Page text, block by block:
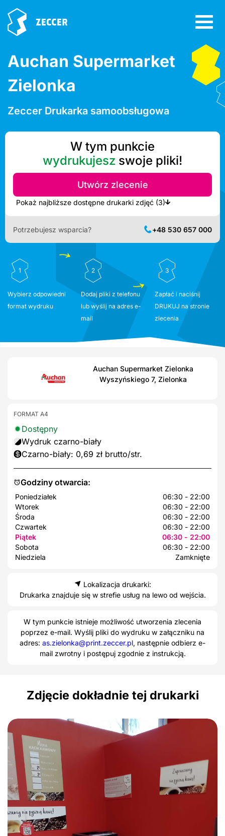
Auchan Supermarket
Zielonka
Zeccer Drukarka samoobsługowa
W tym punkcie
wydrukujesz swoje pliki!
Utwórz zlecenie
Pokaż najbliższe dostępne drukarki zdjęć (3)
Potrzebujesz wsparcia? +48 530 657 000
1
Wybierz odpowiedni
format wydruku
2
Dodaj pliki z telefonu
lub wyślij na adres e-
mail
3
Zapłać i naciśnij
DRUKUJ na stronie
zlecenia
Auchan Supermarket Zielonka
Wyszyńskiego 7, Zielonka
Godziny otwarcia:
Poniedziałek
06:30 - 22:00
Wtorek
06:30 - 22:00
Środa
06:30 - 22:00
Czwartek
06:30 - 22:00
Piątek
06:30 - 22:00
Sobota
06:30 - 22:00
Niedziela
Zamknięte
FORMAT A4
Dostępny
Wydruk czarno-biały
Czarno-biały: 0,69 zł brutto/str.
Lokalizacja drukarki:
Drukarka znajduje się w strefie usług na lewo od wejścia.
W tym punkcie istnieje możliwość utworzenia zlecenia
poprzez e-mail. Wyślij pliki do wydruku w załączniku na
adres: as.zielonka@print.zeccer.pl, następnie odbierz e-
mail zwrotny i postępuj zgodnie z instrukcją.
Zdjęcie dokładnie tej drukarki